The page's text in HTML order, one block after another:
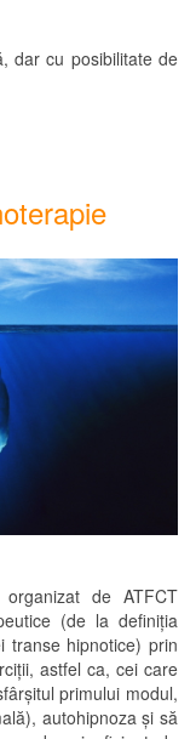
dar cu posibilitate de
organizat de ATFCT
(de la definiția
transe hipnotice) prin
astfel ca, cei care
primului modul,
autohipnoza și să